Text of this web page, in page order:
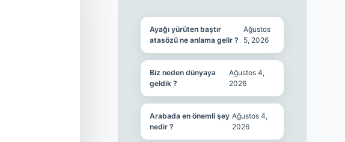
SIDEBAR
Ayağı yürüten baştır
atasözü ne anlama gelir ?
Ağustos
5, 2026
Biz neden dünyaya
geldik ?
Ağustos 4,
2026
Arabada en önemli şey
nedir ?
Ağustos 4,
2026